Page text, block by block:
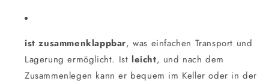
ist zusammenklappbar, was einfachen Transport und
Lagerung ermöglicht. Ist leicht, und nach dem
Zusammenlegen kann er bequem im Keller oder in der